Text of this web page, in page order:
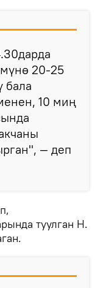
20-25
бала
10 миң
— деп
туулган Н.